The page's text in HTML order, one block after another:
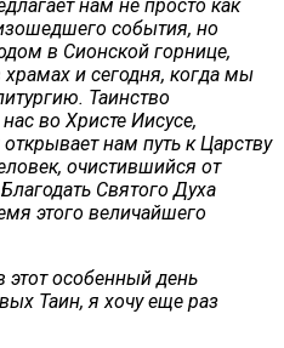
нам не просто как
события, но
в Сионской горнице,
и сегодня, когда мы
Таинство
во Христе Иисусе,
нам путь к Царству
очистившийся от
Святого Духа
этого величайшего
этот особенный день
Таин, я хочу еще раз